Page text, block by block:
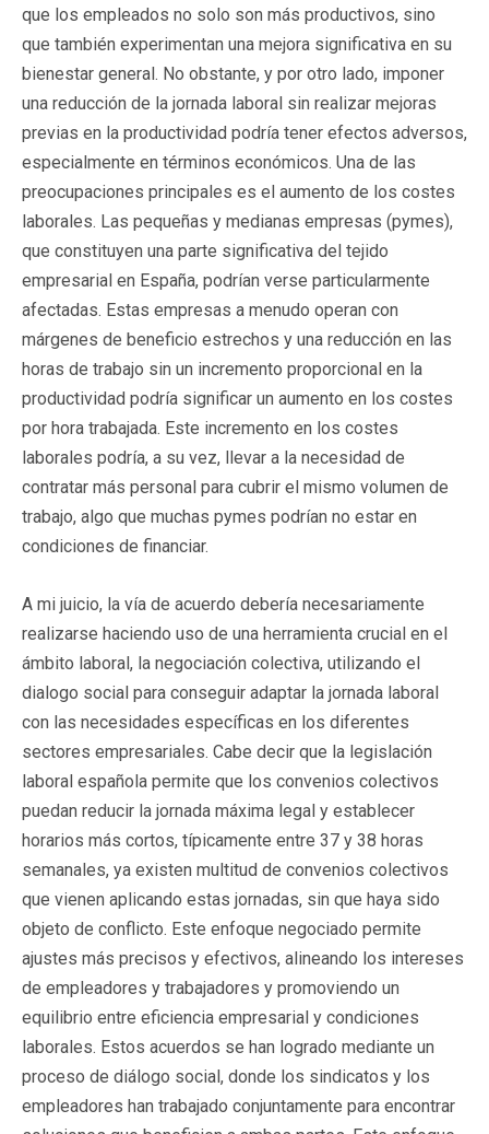
que los empleados no solo son más productivos, sino
que también experimentan una mejora significativa en su
bienestar general. No obstante, y por otro lado, imponer
una reducción de la jornada laboral sin realizar mejoras
previas en la productividad podría tener efectos adversos,
especialmente en términos económicos. Una de las
preocupaciones principales es el aumento de los costes
laborales. Las pequeñas y medianas empresas (pymes),
que constituyen una parte significativa del tejido
empresarial en España, podrían verse particularmente
afectadas. Estas empresas a menudo operan con
márgenes de beneficio estrechos y una reducción en las
horas de trabajo sin un incremento proporcional en la
productividad podría significar un aumento en los costes
por hora trabajada. Este incremento en los costes
laborales podría, a su vez, llevar a la necesidad de
contratar más personal para cubrir el mismo volumen de
trabajo, algo que muchas pymes podrían no estar en
condiciones de financiar.
A mi juicio, la vía de acuerdo debería necesariamente
realizarse haciendo uso de una herramienta crucial en el
ámbito laboral, la negociación colectiva, utilizando el
dialogo social para conseguir adaptar la jornada laboral
con las necesidades específicas en los diferentes
sectores empresariales. Cabe decir que la legislación
laboral española permite que los convenios colectivos
puedan reducir la jornada máxima legal y establecer
horarios más cortos, típicamente entre 37 y 38 horas
semanales, ya existen multitud de convenios colectivos
que vienen aplicando estas jornadas, sin que haya sido
objeto de conflicto. Este enfoque negociado permite
ajustes más precisos y efectivos, alineando los intereses
de empleadores y trabajadores y promoviendo un
equilibrio entre eficiencia empresarial y condiciones
laborales. Estos acuerdos se han logrado mediante un
proceso de diálogo social, donde los sindicatos y los
empleadores han trabajado conjuntamente para encontrar